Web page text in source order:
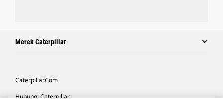
Merek Caterpillar
Caterpillar.com
Hubungi Caterpillar